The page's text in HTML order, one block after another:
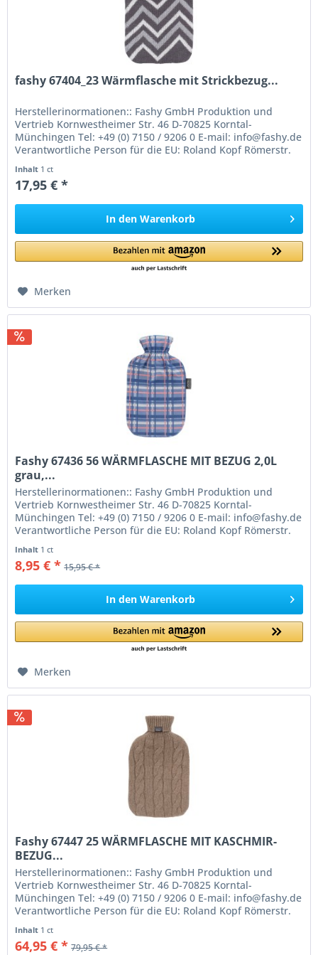
fashy 67404_23 Wärmflasche mit Strickbezug...
Herstellerinormationen:: Fashy GmbH Produktion und
Vertrieb Kornwestheimer Str. 46 D-70825 Korntal-
Münchingen Tel: +49 (0) 7150 / 9206 0 E-mail: info@fashy.de
Verantwortliche Person für die EU: Roland Kopf Römerstr.
Inhalt 1 ct
17,95 € *
In den Warenkorb
Merken
Fashy 67436 56 WÄRMFLASCHE MIT BEZUG 2,0L
grau,...
Herstellerinormationen:: Fashy GmbH Produktion und
Vertrieb Kornwestheimer Str. 46 D-70825 Korntal-
Münchingen Tel: +49 (0) 7150 / 9206 0 E-mail: info@fashy.de
Verantwortliche Person für die EU: Roland Kopf Römerstr.
Inhalt 1 ct
8,95 € * 15,95 € *
In den Warenkorb
Merken
Fashy 67447 25 WÄRMFLASCHE MIT KASCHMIR-
BEZUG...
Herstellerinormationen:: Fashy GmbH Produktion und
Vertrieb Kornwestheimer Str. 46 D-70825 Korntal-
Münchingen Tel: +49 (0) 7150 / 9206 0 E-mail: info@fashy.de
Verantwortliche Person für die EU: Roland Kopf Römerstr.
Inhalt 1 ct
64,95 € * 79,95 € *